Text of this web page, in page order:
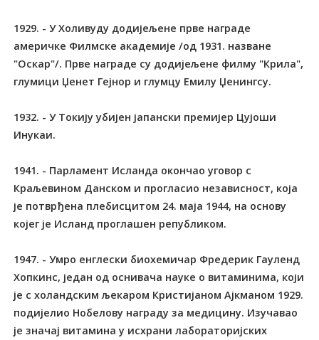
1929. - У Холивуду додијељене прве награде
америчке Филмске академије /од 1931. назване
"Оскар"/. Прве награде су додијељене филму "Крила",
глумици Џенет Гејнор и глумцу Емилу Џенингсу.
1932. - У Токију убијен јапански премијер Цујоши
Инукаи.
1941. - Парламент Исланда окончао уговор с
Краљевином Данском и прогласио независност, која
је потврђена плебисцитом 24. маја 1944, на основу
којег је Исланд проглашен републиком.
1947. - Умро енглески биохемичар Фредерик Гауленд
Хопкинс, један од оснивача науке о витаминима, који
је с холандским љекаром Кристијаном Ајкманом 1929.
подијелио Нобелову награду за медицину. Изучавао
је значај витамина у исхрани лабораторијских